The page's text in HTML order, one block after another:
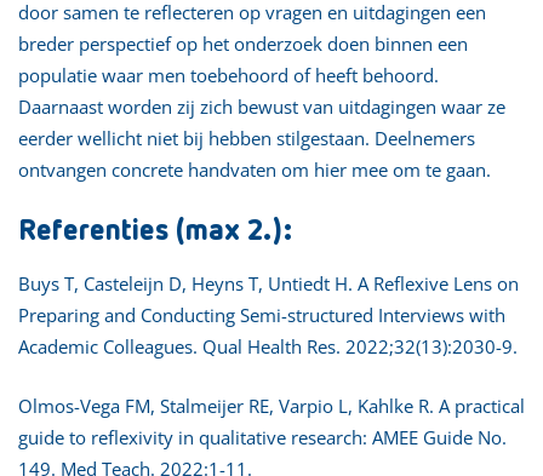
door samen te reflecteren op vragen en uitdagingen een
breder perspectief op het onderzoek doen binnen een
populatie waar men toebehoord of heeft behoord.
Daarnaast worden zij zich bewust van uitdagingen waar ze
eerder wellicht niet bij hebben stilgestaan. Deelnemers
ontvangen concrete handvaten om hier mee om te gaan.
Referenties (max 2.):
Buys T, Casteleijn D, Heyns T, Untiedt H. A Reflexive Lens on
Preparing and Conducting Semi-structured Interviews with
Academic Colleagues. Qual Health Res. 2022;32(13):2030-9.
Olmos-Vega FM, Stalmeijer RE, Varpio L, Kahlke R. A practical
guide to reflexivity in qualitative research: AMEE Guide No.
149. Med Teach. 2022:1-11.